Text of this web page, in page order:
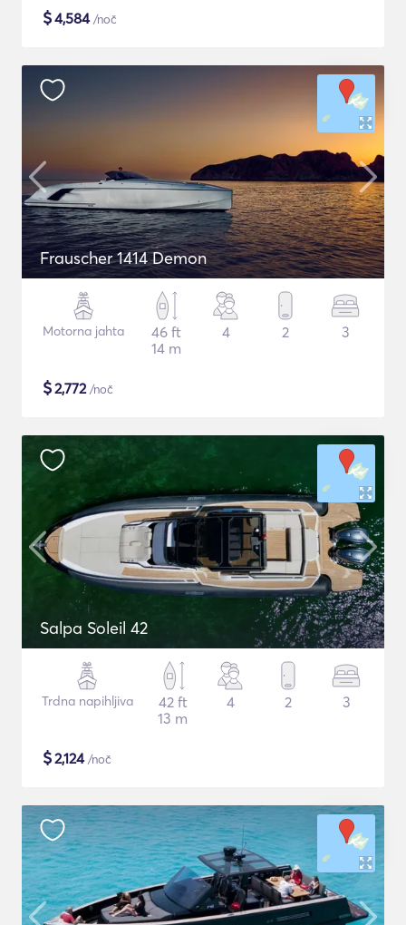
$4,584/noč
Frauscher 1414 Demon
Motorna jahta
46 ft
14 m
4 2 3
$2,772/noč
Salpa Soleil 42
Trdna napihljiva
42 ft
13 m
4 2 3
$2,124/noč